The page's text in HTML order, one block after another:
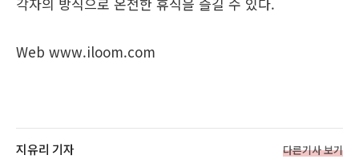
Web www.iloom.com
지유리 기자 다른기사 보기